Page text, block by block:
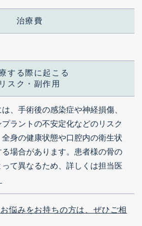
治療費
する際に起こる
リスク・副作用
、手術後の感染症や神経損傷、
ラントの不安定化などのリスク
身の健康状態や口腔内の衛生状
場合があります。患者様の骨の
て異なるため、詳しくは担当医
悩みをお持ちの方は、ぜひご相